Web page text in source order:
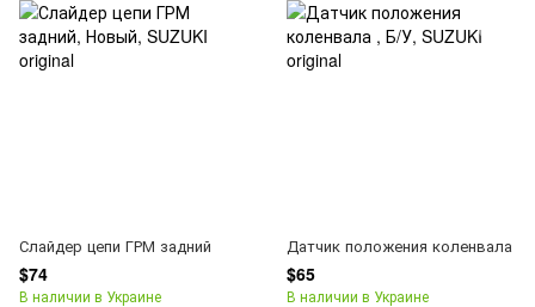
Слайдер цепи ГРМ задний
$74
В наличии в Украине
Датчик положения коленвала
$65
В наличии в Украине